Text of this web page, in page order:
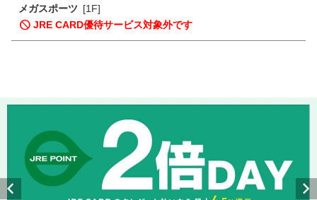
メガスポーツ [1F]
JRE CARD優待サービス対象外です